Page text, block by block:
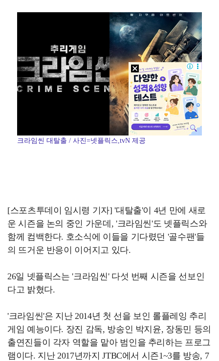
대놓고 '심판 마사지'로 결재 받기도…최종 결재권자는 …
'오징어 게임' 미국판 스핀오프, 제작 무산설 "넷플릭…
외신까지 퍼지고 있는 축구협회 성접대 논란…2002 한…
[ST포토] 정지효, 반가운 손인사
크라임씬 대탈출 / 사진=넷플릭스,tvN 제공
[스포츠투데이 임시령 기자] '대탈출'이 4년 만에 새로
운 시즌을 논의 중인 가운데, '크라임씬'도 넷플릭스와
함께 컴백한다. 호소식에 이들을 기다렸던 '골수팬'들
의 뜨거운 반응이 이어지고 있다.
26일 넷플릭스는 '크라임씬' 다섯 번째 시즌을 선보인
다고 밝혔다.
'크라임씬'은 지난 2014년 첫 선을 보인 롤플레잉 추리
게임 예능이다. 장진 감독, 방송인 박지윤, 장동민 등의
출연진들이 각자 역할을 맡아 범인을 추리하는 프로그
램이다. 지난 2017년까지 JTBC에서 시즌1~3를 방송, 7